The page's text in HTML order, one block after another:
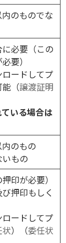
のものでな
に必要（この
要）
ロードしてプ
能（譲渡証明
いる場合は
内のもの
いもの
印が必要）
押印もしく
ロードしてプ
状）（委任状